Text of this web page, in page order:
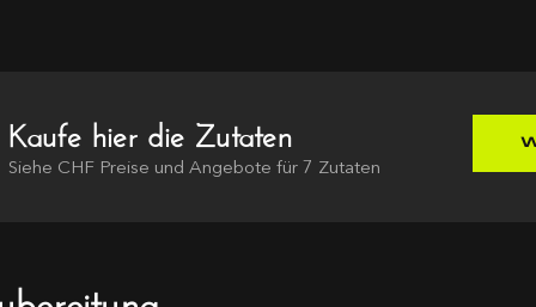
Kaufe hier die Zutaten
Siehe CHF Preise und Angebote für 7 Zutaten